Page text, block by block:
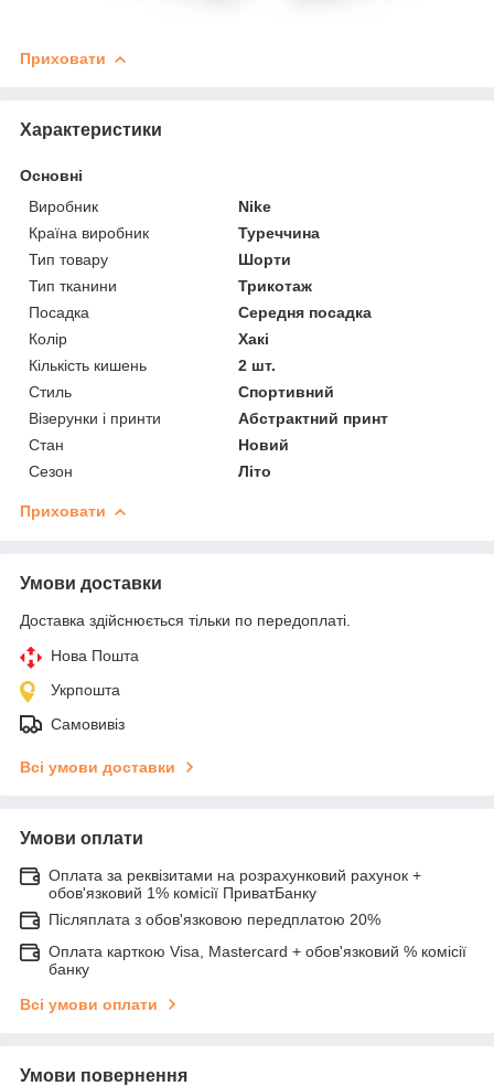
Приховати
Характеристики
Основні
Виробник
Nike
Країна виробник
Туреччина
Тип товару
Шорти
Тип тканини
Трикотаж
Посадка
Середня посадка
Колір
Хакі
Кількість кишень
2 шт.
Стиль
Спортивний
Візерунки і принти
Абстрактний принт
Стан
Новий
Сезон
Літо
Приховати
Умови доставки
Доставка здійснюється тільки по передоплаті.
Нова Пошта
Укрпошта
Самовивіз
Всі умови доставки
Умови оплати
Оплата за реквізитами на розрахунковий рахунок +
обов'язковий 1% комісії ПриватБанку
Післяплата з обов'язковою передплатою 20%
Оплата карткою Visa, Mastercard + обов'язковий % комісії
банку
Всі умови оплати
Умови повернення